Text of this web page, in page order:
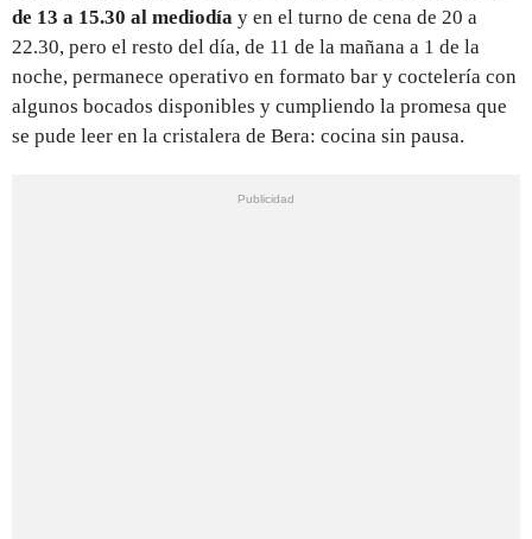
de 13 a 15.30 al mediodía y en el turno de cena de 20 a
22.30, pero el resto del día, de 11 de la mañana a 1 de la
noche, permanece operativo en formato bar y coctelería con
algunos bocados disponibles y cumpliendo la promesa que
se pude leer en la cristalera de Bera: cocina sin pausa.